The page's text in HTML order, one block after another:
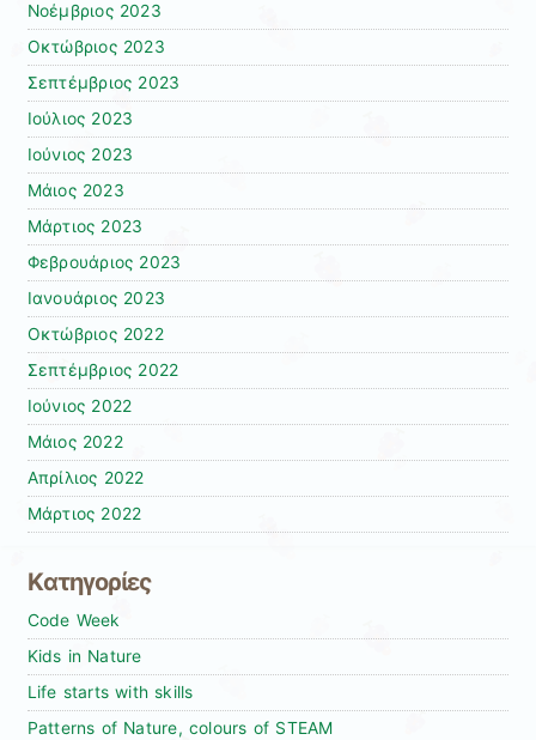
Νοέμβριος 2023
Οκτώβριος 2023
Σεπτέμβριος 2023
Ιούλιος 2023
Ιούνιος 2023
Μάιος 2023
Μάρτιος 2023
Φεβρουάριος 2023
Ιανουάριος 2023
Οκτώβριος 2022
Σεπτέμβριος 2022
Ιούνιος 2022
Μάιος 2022
Απρίλιος 2022
Μάρτιος 2022
Kατηγορίες
Code Week
Kids in Nature
Life starts with skills
Patterns of Nature, colours of STEAM